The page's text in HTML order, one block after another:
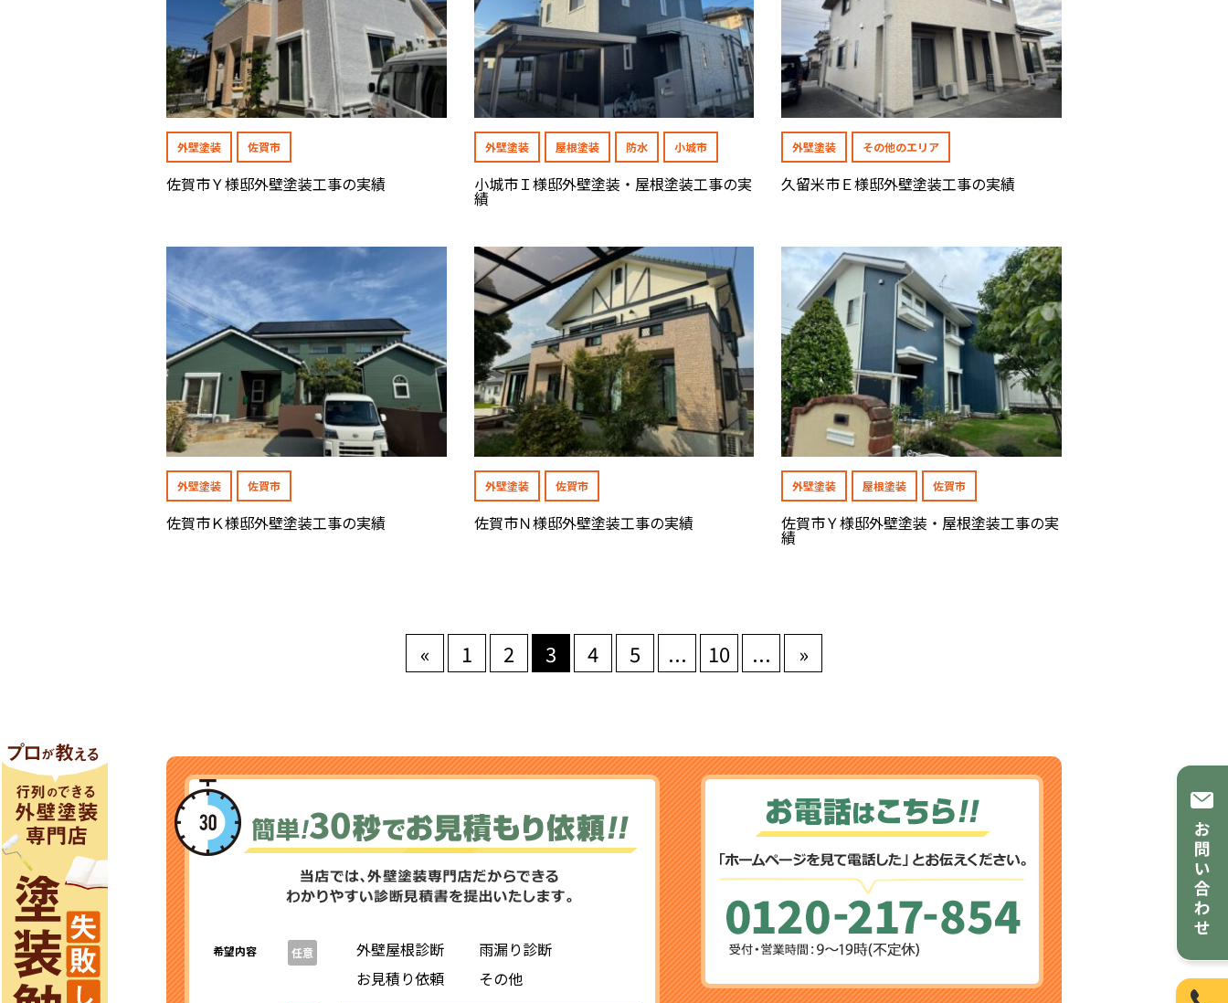
外壁塗装 佐賀市
佐賀市Ｙ様邸外壁塗装工事の実績
外壁塗装 屋根塗装 防水 小城市
小城市Ｉ様邸外壁塗装・屋根塗装工事の実
績
外壁塗装 その他のエリア
久留米市Ｅ様邸外壁塗装工事の実績
外壁塗装 佐賀市
佐賀市Ｋ様邸外壁塗装工事の実績
外壁塗装 佐賀市
佐賀市Ｎ様邸外壁塗装工事の実績
外壁塗装 屋根塗装 佐賀市
佐賀市Ｙ様邸外壁塗装・屋根塗装工事の実
績
« 1 2 3 4 5 ... 10 ... »
希望内容 任意 外壁屋根診断
雨漏り診断
お見積り依頼
その他